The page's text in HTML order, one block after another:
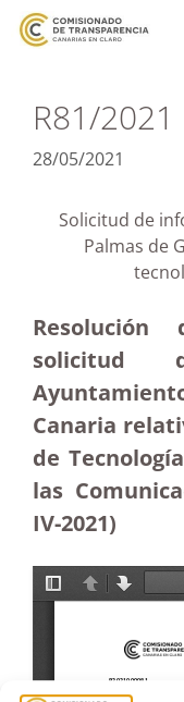
R81/2021
28/05/2021
Solicitud de
Palmas de
solicitud
Canaria
de
las
IV-2021)